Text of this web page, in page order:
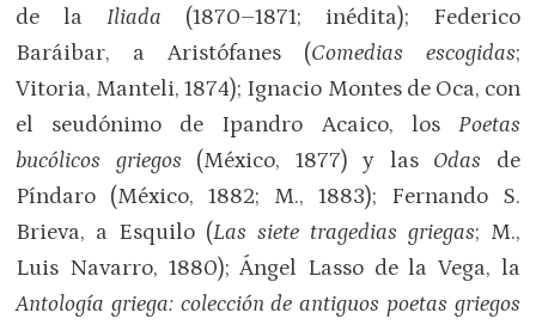
de laIliada (1870–1871; inédita); Federico
Baráibar, a Aristófanes (Comedias escogidas;
Vitoria, Manteli, 1874); Ignacio Montes de Oca, con
el seudónimo de Ipandro Acaico, los Poetas
bucólicos griegos (México, 1877) y las Odas de
Píndaro (México, 1882; M., 1883); Fernando S.
Brieva, a Esquilo (Las siete tragedias griegas; M.,
Luis Navarro, 1880); Ángel Lasso de la Vega, la
Antología griega: colección de antiguos poetas griegos